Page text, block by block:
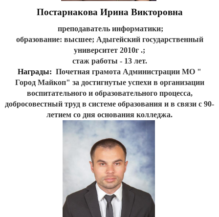
Постарнакова Ирина Викторовна
преподаватель информатики;
образование: высшее; Адыгейский государственный
университет 2010г .;
стаж работы - 13 лет.
Награды: Почетная грамота Администрации МО "
Город Майкоп" за достигнутые успехи в организации
воспитательного и образовательного процесса,
добросовестный труд в системе образования и в связи с 90-
летием со дня основания колледжа.